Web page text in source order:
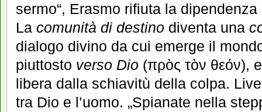
sermo“, Erasmo rifiuta la
La comunità di destino diventa una
dialogo divino da cui emerge il
piuttosto verso Dio (πρὸς τὸν θεόν),
libera dalla schiavitù della colpa.
tra Dio e l’uomo. „Spianate nella